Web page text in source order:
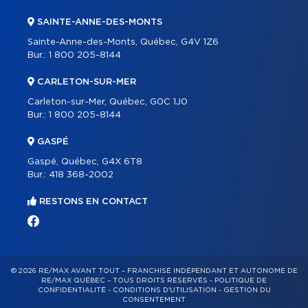
SAINTE-ANNE-DES-MONTS
Sainte-Anne-des-Monts, Québec, G4V 1Z6
Bur.: 1 800 205-8144
CARLETON-SUR-MER
Carleton-sur-Mer, Québec, G0C 1J0
Bur.: 1 800 205-8144
GASPÉ
Gaspé, Québec, G4X 6T8
Bur.: 418 368-2002
RESTONS EN CONTACT
© 2026 RE/MAX AVANT TOUT – FRANCHISÉ INDÉPENDANT ET AUTONOME DE
RE/MAX QUÉBEC – TOUS DROITS RÉSERVÉS - POLITIQUE DE
CONFIDENTIALITÉ- CONDITIONS D'UTILISATION - GESTION DU
CONSENTEMENT